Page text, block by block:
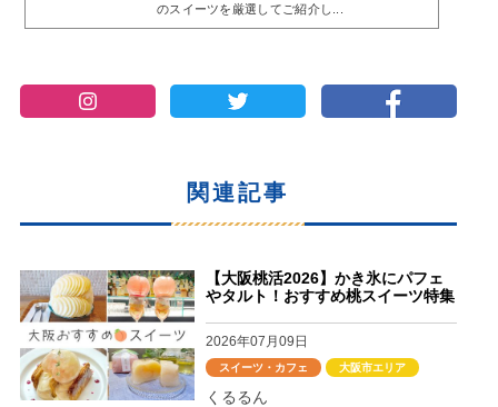
のスイーツを厳選してご紹介し...
関連記事
【大阪桃活2026】かき氷にパフェ
やタルト！おすすめ桃スイーツ特集
2026年07月09日
スイーツ・カフェ 大阪市エリア
くるるん